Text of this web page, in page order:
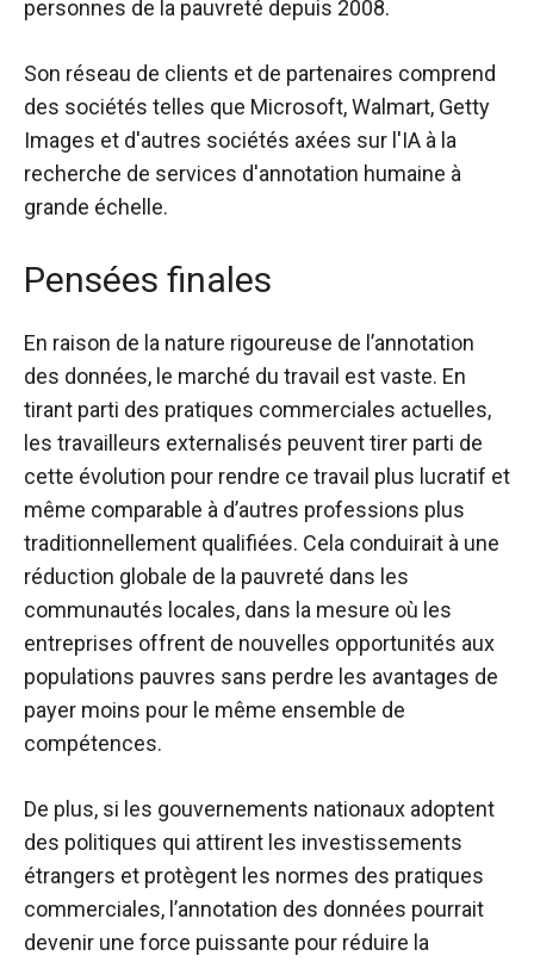
personnes de la pauvreté depuis 2008.
Son réseau de clients et de partenaires comprend
des sociétés telles que Microsoft, Walmart, Getty
Images et d'autres sociétés axées sur l'IA à la
recherche de services d'annotation humaine à
grande échelle.
Pensées finales
En raison de la nature rigoureuse de l’annotation
des données, le marché du travail est vaste. En
tirant parti des pratiques commerciales actuelles,
les travailleurs externalisés peuvent tirer parti de
cette évolution pour rendre ce travail plus lucratif et
même comparable à d’autres professions plus
traditionnellement qualifiées. Cela conduirait à une
réduction globale de la pauvreté dans les
communautés locales, dans la mesure où les
entreprises offrent de nouvelles opportunités aux
populations pauvres sans perdre les avantages de
payer moins pour le même ensemble de
compétences.
De plus, si les gouvernements nationaux adoptent
des politiques qui attirent les investissements
étrangers et protègent les normes des pratiques
commerciales, l’annotation des données pourrait
devenir une force puissante pour réduire la